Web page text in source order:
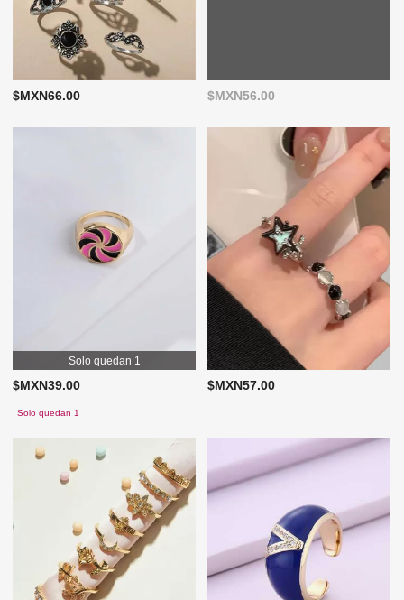
$MXN66.00 $MXN56.00
Solo quedan 1
$MXN39.00
Solo quedan 1
$MXN57.00